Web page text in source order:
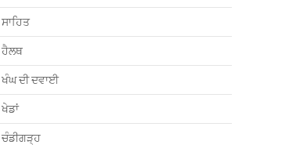
ਸਾਹਿਤ
ਹੈਲਥ
ਖੰਘ ਦੀ ਦਵਾਈ
ਖੇਡਾਂ
ਚੰਡੀਗੜ੍ਹ